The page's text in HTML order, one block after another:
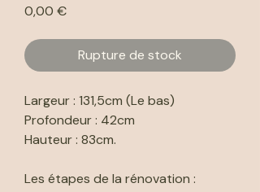
0,00 €Prix
Rupture de stock
Largeur : 131,5cm (Le bas)
Profondeur : 42cm
Hauteur : 83cm.
Les étapes de la rénovation :